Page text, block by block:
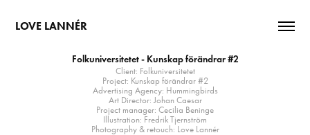
LOVE LANNÉR
Folkuniversitetet - Kunskap förändrar #2
Client: Folkuniversitetet
Project: Kunskap förändrar #2
Advertising Agency: Hummingbirds
Art Director: Johan Caesar
Project manager: Cecilia Beninge
Illustration: Fredrik Tjernström
Photography & retouch: Love Lannér